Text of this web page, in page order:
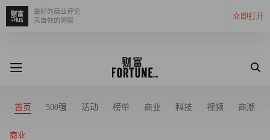
立即打开
最好的商业评论
来自你的洞察
首页 500强 活动 榜单 商业 科技 视频 商潮
商业